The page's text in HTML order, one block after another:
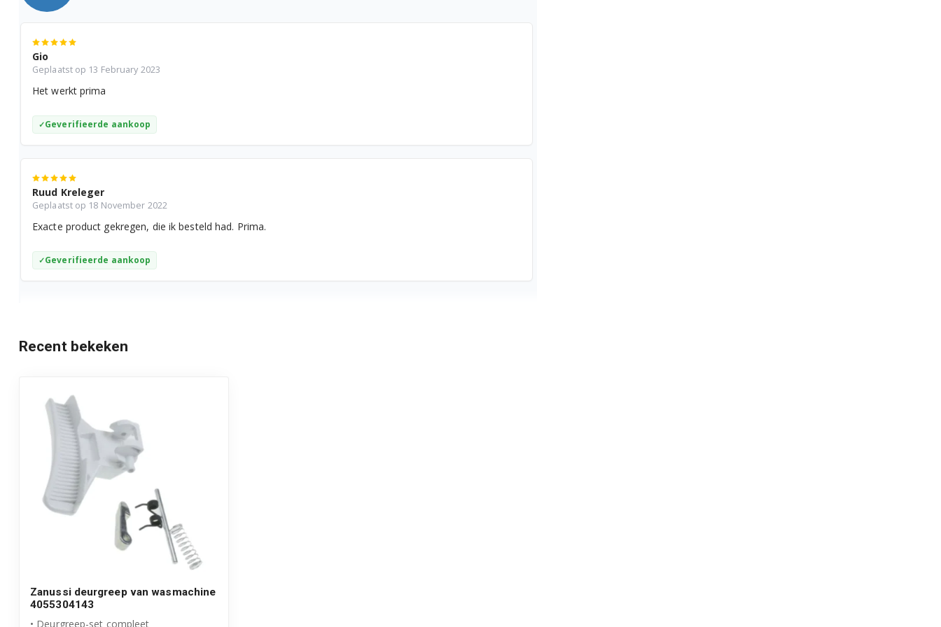
ZWF61403W 91490823901
ZWF61403W 91490824001
ZWF61403W 91490823800
ZWF71040W 91491210104
ZWF71040W 91491210107
ZWF71040W 91491210108
ZWF71040W 91491210102
ZWF71040W 91491210103
ZWF71050W 91491210405
ZWF71050W 91491210400
ZWF71050W 91491210406
ZWF71050W 91491210404
Gio
Geplaatst op 13 February 2023
Het werkt prima
Geverifieerde aankoop
Ruud Kreleger
Geplaatst op 18 November 2022
Exacte product gekregen, die ik besteld had. Prima.
Geverifieerde aankoop
Recent bekeken
Zanussi deurgreep van wasmachine
4055304143
• Deurgreep-set compleet